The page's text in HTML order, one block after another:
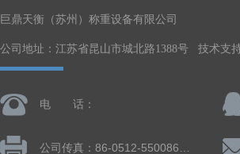
巨鼎天衡（苏州）称重设备有限公司
公司地址：江苏省昆山市城北路1388号 技术支持
电 话：